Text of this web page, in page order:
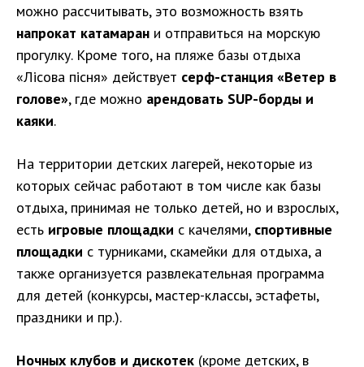
можно рассчитывать, это возможность взять
напрокат катамаран и отправиться на морскую
прогулку. Кроме того, на пляже базы отдыха
«Лісова пісня» действует серф-станция «Ветер в
голове», где можно арендовать SUP-борды и
каяки.
На территории детских лагерей, некоторые из
которых сейчас работают в том числе как базы
отдыха, принимая не только детей, но и взрослых,
есть игровые площадки с качелями, спортивные
площадки с турниками, скамейки для отдыха, а
также организуется развлекательная программа
для детей (конкурсы, мастер-классы, эстафеты,
праздники и пр.).
Ночных клубов и дискотек (кроме детских, в